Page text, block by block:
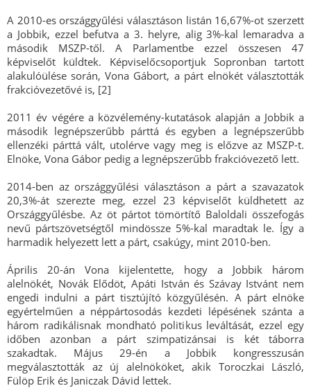
A 2010-es országgyűlési választáson listán 16,67%-ot szerzett
a Jobbik, ezzel befutva a 3. helyre, alig 3%-kal lemaradva a
második MSZP-től. A Parlamentbe ezzel összesen 47
képviselőt küldtek. Képviselőcsoportjuk Sopronban tartott
alakulóülése során, Vona Gábort, a párt elnökét választották
frakcióvezetővé is, [2]
2011 év végére a közvélemény-kutatások alapján a Jobbik a
második legnépszerűbb párttá és egyben a legnépszerűbb
ellenzéki párttá vált, utolérve vagy meg is előzve az MSZP-t.
Elnöke, Vona Gábor pedig a legnépszerűbb frakcióvezető lett.
2014-ben az országgyűlési választáson a párt a szavazatok
20,3%-át szerezte meg, ezzel 23 képviselőt küldhetett az
Országgyűlésbe. Az öt pártot tömörtítő Baloldali összefogás
nevű pártszövetségtől mindössze 5%-kal maradtak le. Így a
harmadik helyezett lett a párt, csakúgy, mint 2010-ben.
Április 20-án Vona kijelentette, hogy a Jobbik három
alelnökét, Novák Elődöt, Apáti István és Szávay Istvánt nem
engedi indulni a párt tisztújító közgyűlésén. A párt elnöke
egyértelműen a néppártosodás kezdeti lépésének szánta a
három radikálisnak mondható politikus leváltását, ezzel egy
időben azonban a párt szimpatizánsai is két táborra
szakadtak. Május 29-én a Jobbik kongresszusán
megválasztották az új alelnököket, akik Toroczkai László,
Fülöp Erik és Janiczak Dávid lettek.